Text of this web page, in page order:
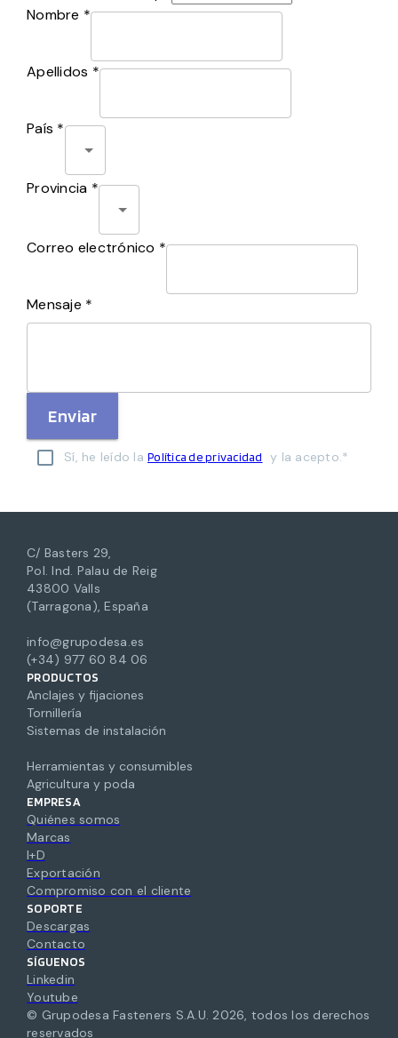
Nombre *
Apellidos *
País *
Provincia *
Correo electrónico *
Mensaje *
Enviar
Sí, he leído la Política de privacidad y la acepto.*
C/ Basters 29,
Pol. Ind. Palau de Reig
43800 Valls
(Tarragona), España
info@grupodesa.es
(+34) 977 60 84 06
PRODUCTOS
Anclajes y fijaciones
Tornillería
Sistemas de instalación
Herramientas y consumibles
Agricultura y poda
EMPRESA
Quiénes somos
Marcas
I+D
Exportación
Compromiso con el cliente
SOPORTE
Descargas
Contacto
SÍGUENOS
Linkedin
Youtube
© Grupodesa Fasteners S.A.U. 2026, todos los derechos
reservados